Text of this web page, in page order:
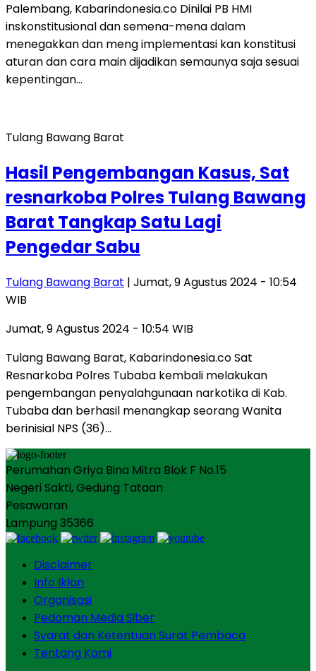
Palembang, Kabarindonesia.co Dinilai PB HMI
inskonstitusional dan semena-mena dalam
menegakkan dan meng implementasi kan konstitusi
aturan dan cara main dijadikan semaunya saja sesuai
kepentingan…
Tulang Bawang Barat
Hasil Pengembangan Kasus, Sat
resnarkoba Polres Tulang Bawang
Barat Tangkap Satu Lagi
Pengedar Sabu
Tulang Bawang Barat | Jumat, 9 Agustus 2024 - 10:54
WIB
Jumat, 9 Agustus 2024 - 10:54 WIB
Tulang Bawang Barat, Kabarindonesia.co Sat
Resnarkoba Polres Tubaba kembali melakukan
pengembangan penyalahgunaan narkotika di Kab.
Tubaba dan berhasil menangkap seorang Wanita
berinisial NPS (36)…
Perumahan Griya Bina Mitra Blok F No.15
Negeri Sakti, Gedung Tataan
Pesawaran
Lampung 35366
Disclaimer
Info Iklan
Organisasi
Pedoman Media Siber
Syarat dan Ketentuan Surat Pembaca
Tentang Kami